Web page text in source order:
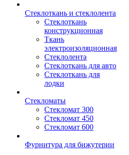
Стеклоткань и стеклолента
Стеклоткань
конструкционная
Ткань
электроизоляционная
Стеклолента
Стеклоткань для авто
Стеклоткань для
лодки
Стекломаты
Стекломат 300
Стекломат 450
Стекломат 600
Фурнитура для бижутерии